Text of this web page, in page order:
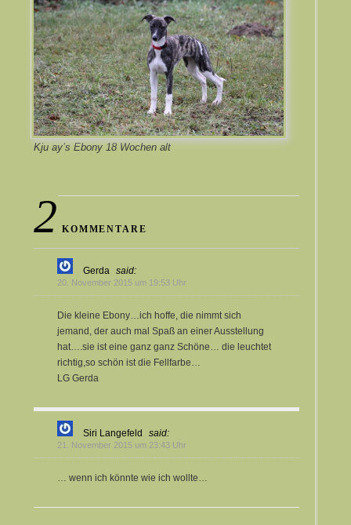
Kju ay’s Ebony 18 Wochen alt
2 KOMMENTARE
Gerda said:
20. November 2015 um 19:53 Uhr
Die kleine Ebony…ich hoffe, die nimmt sich
jemand, der auch mal Spaß an einer Ausstellung
hat….sie ist eine ganz ganz Schöne… die leuchtet
richtig,so schön ist die Fellfarbe…
LG Gerda
Siri Langefeld said:
21. November 2015 um 23:43 Uhr
… wenn ich könnte wie ich wollte…